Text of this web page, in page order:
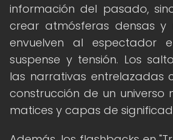
información del pasado,
crear atmósferas densas y
envuelven al espectador
suspense y tensión. Los
las narrativas entrelazadas
construcción de un universo
matices y capas de